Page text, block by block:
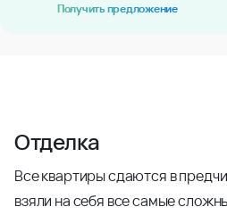
Получить предложение
Отделка
Все квартиры сдаются в
взяли на себя все самые